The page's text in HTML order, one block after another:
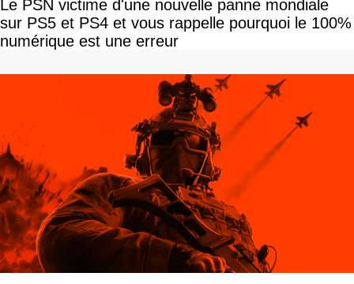
Le PSN victime d'une nouvelle panne mondiale
sur PS5 et PS4 et vous rappelle pourquoi le 100%
numérique est une erreur